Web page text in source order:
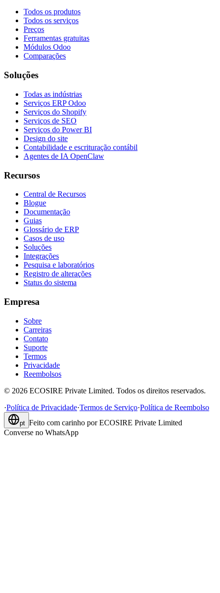
Todos os produtos
Todos os serviços
Preços
Ferramentas gratuitas
Módulos Odoo
Comparações
Soluções
Todas as indústrias
Serviços ERP Odoo
Serviços do Shopify
Serviços de SEO
Serviços do Power BI
Design do site
Contabilidade e escrituração contábil
Agentes de IA OpenClaw
Recursos
Central de Recursos
Blogue
Documentação
Guias
Glossário de ERP
Casos de uso
Soluções
Integrações
Pesquisa e laboratórios
Registro de alterações
Status do sistema
Empresa
Sobre
Carreiras
Contato
Suporte
Termos
Privacidade
Reembolsos
© 2026 ECOSIRE Private Limited. Todos os direitos reservados.
·Política de Privacidade·Termos de Serviço·Política de Reembolso
pt Feito com carinho por ECOSIRE Private Limited
Converse no WhatsApp